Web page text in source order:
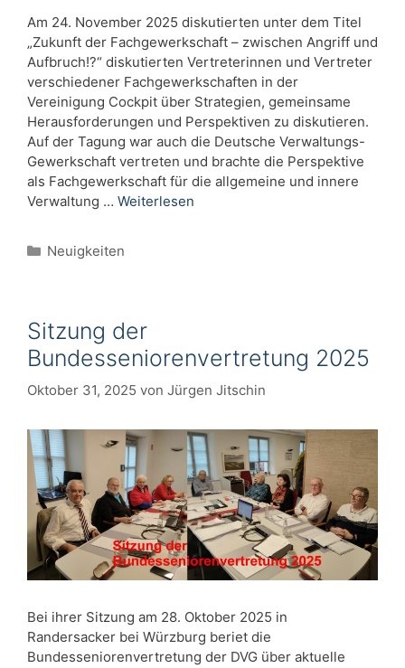
Am 24. November 2025 diskutierten unter dem Titel
„Zukunft der Fachgewerkschaft – zwischen Angriff und
Aufbruch!?“ diskutierten Vertreterinnen und Vertreter
verschiedener Fachgewerkschaften in der
Vereinigung Cockpit über Strategien, gemeinsame
Herausforderungen und Perspektiven zu diskutieren.
Auf der Tagung war auch die Deutsche Verwaltungs-
Gewerkschaft vertreten und brachte die Perspektive
als Fachgewerkschaft für die allgemeine und innere
Verwaltung … Weiterlesen
Kategorien
Neuigkeiten
Sitzung der
Bundesseniorenvertretung 2025
Oktober 31, 2025 von Jürgen Jitschin
Bei ihrer Sitzung am 28. Oktober 2025 in
Randersacker bei Würzburg beriet die
Bundesseniorenvertretung der DVG über aktuelle